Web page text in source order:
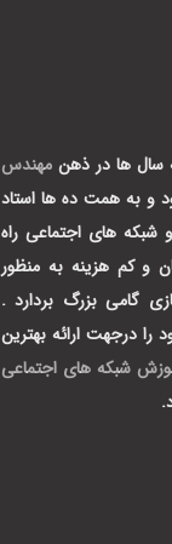
سال ها در ذهن مهندس
و به همت ده ها استاد
های اجتماعی راه
و کم هزینه به منظور
گامی بزرگ بردارد .
را درجهت ارائه بهترین
شبکه های اجتماعی